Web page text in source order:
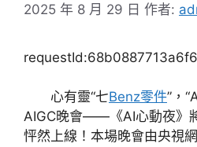
2025 年 8 月 29 日 作者:
心有靈“七Benz零件”，
AIGC晚會——《AI心動夜》
怦然上線！本場晚會由央視